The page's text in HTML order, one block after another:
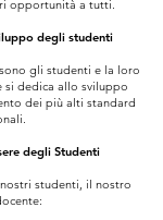
opportunità a tutti.
degli studenti
gli studenti e la loro
si dedica allo sviluppo
dei più alti standard
degli Studenti
studenti, il nostro